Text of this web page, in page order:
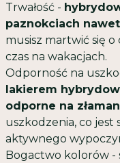
Trwałość -
paznokciach
musisz martwić się
czas na wakacjach.
Odporność na
lakierem
odporne na
uszkodzenia, co jest
aktywnego
Bogactwo kolorów